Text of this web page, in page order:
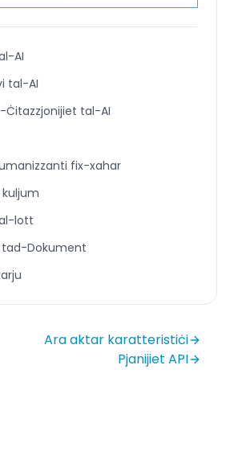
AI
tal-AI
tal-AI
fix-xahar
lott
tad-Dokument
Ara aktar karatteristiċi
Pjanijiet API